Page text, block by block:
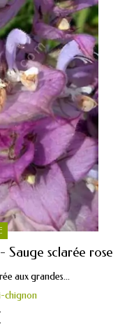
Sauge sclarée rose
aux grandes...
chignon